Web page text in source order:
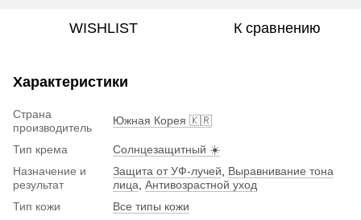
WISHLIST К сравнению
Характеристики
Страна
производитель
Южная Корея 🇰🇷
Тип крема
Солнцезащитный ☀️
Назначение и
результат
Защита от УФ-лучей
Выравнивание тона
лица Антивозрастной уход
Тип кожи
Все типы кожи